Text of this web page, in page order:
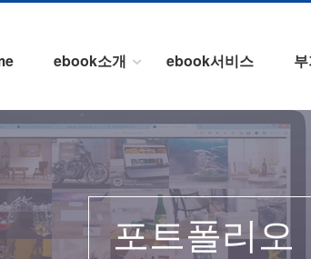
ebook소개 ebook서비스
포트폴리오